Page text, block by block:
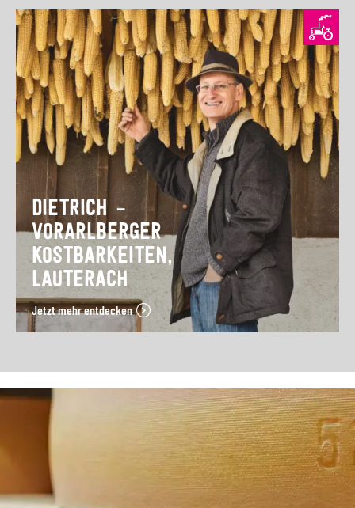
DIETRICH –
VORARLBERGER
KOSTBARKEITEN,
LAUTERACH
Jetzt mehr entdecken